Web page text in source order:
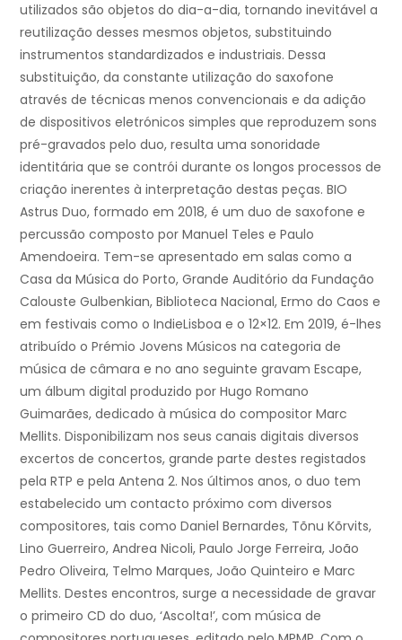
utilizados são objetos do dia-a-dia, tornando inevitável a
reutilização desses mesmos objetos, substituindo
instrumentos standardizados e industriais. Dessa
substituição, da constante utilização do saxofone
através de técnicas menos convencionais e da adição
de dispositivos eletrónicos simples que reproduzem sons
pré-gravados pelo duo, resulta uma sonoridade
identitária que se contrói durante os longos processos de
criação inerentes à interpretação destas peças. BIO
Astrus Duo, formado em 2018, é um duo de saxofone e
percussão composto por Manuel Teles e Paulo
Amendoeira. Tem-se apresentado em salas como a
Casa da Música do Porto, Grande Auditório da Fundação
Calouste Gulbenkian, Biblioteca Nacional, Ermo do Caos e
em festivais como o IndieLisboa e o 12×12. Em 2019, é-lhes
atribuído o Prémio Jovens Músicos na categoria de
música de câmara e no ano seguinte gravam Escape,
um álbum digital produzido por Hugo Romano
Guimarães, dedicado à música do compositor Marc
Mellits. Disponibilizam nos seus canais digitais diversos
excertos de concertos, grande parte destes registados
pela RTP e pela Antena 2. Nos últimos anos, o duo tem
estabelecido um contacto próximo com diversos
compositores, tais como Daniel Bernardes, Tõnu Kõrvits,
Lino Guerreiro, Andrea Nicoli, Paulo Jorge Ferreira, João
Pedro Oliveira, Telmo Marques, João Quinteiro e Marc
Mellits. Destes encontros, surge a necessidade de gravar
o primeiro CD do duo, ‘Ascolta!’, com música de